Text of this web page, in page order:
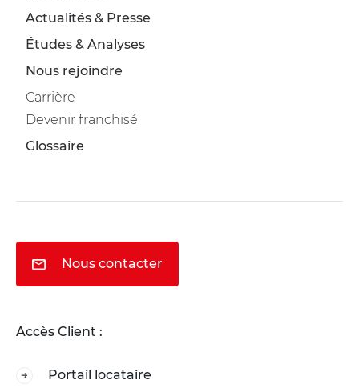
Actualités & Presse
Études & Analyses
Nous rejoindre
Carrière
Devenir franchisé
Glossaire
Nous contacter
Accès Client :
Portail locataire